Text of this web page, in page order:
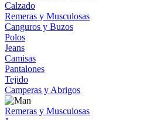
Calzado
Remeras y Musculosas
Canguros y Buzos
Polos
Jeans
Camisas
Pantalones
Tejido
Camperas y Abrigos
Remeras y Musculosas